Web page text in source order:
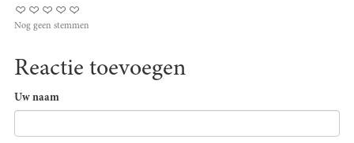
Nog geen stemmen
Reactie toevoegen
Uw naam